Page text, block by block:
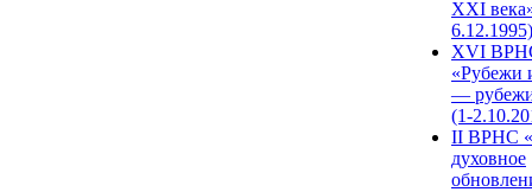
XXI
6.12.1995)
XVI
«Рубежи
—
(1-
II ВРНС
духовное